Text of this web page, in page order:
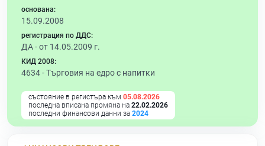
основана:
15.09.2008
регистрация по ДДС:
ДА - от 14.05.2009 г.
КИД 2008:
4634 -Търговия на едро с напитки
състояние в регистъра към 05.08.2026
последна вписана промяна на 22.02.2026
последни финансови данни за 2024